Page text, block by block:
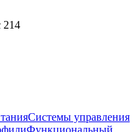
214
Системы управления
Функциональный